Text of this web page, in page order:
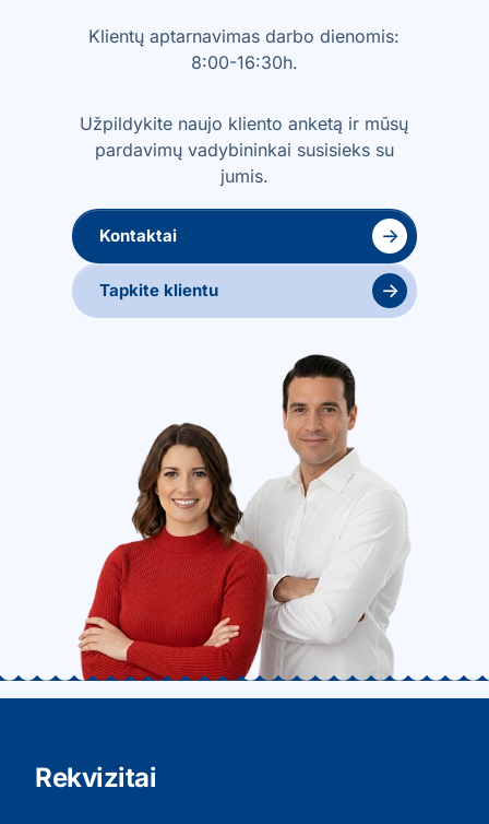
Klientų aptarnavimas darbo dienomis:
8:00-16:30h.
Užpildykite naujo kliento anketą ir mūsų
pardavimų vadybininkai susisieks su
jumis.
Kontaktai →
Tapkite klientu →
Rekvizitai